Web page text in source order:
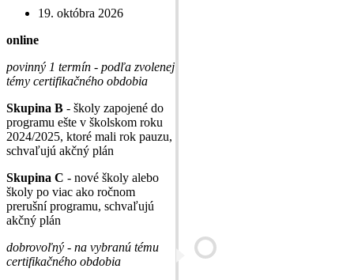
19. októbra 2026
online
povinný 1 termín - podľa zvolenej
témy certifikačného obdobia
Skupina B - školy zapojené do
programu ešte v školskom roku
2024/2025, ktoré mali rok pauzu,
schvaľujú akčný plán
Skupina C - nové školy alebo
školy po viac ako ročnom
prerušní programu, schvaľujú
akčný plán
dobrovoľný - na vybranú tému
certifikačného obdobia